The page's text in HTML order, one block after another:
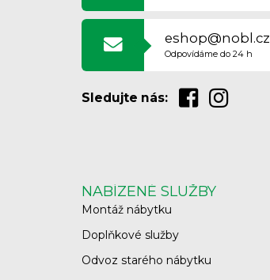
eshop@nobl.cz
Odpovídáme do 24 h
Sledujte nás:
NABÍZENÉ SLUŽBY
Montáž nábytku
Doplňkové služby
Odvoz starého nábytku